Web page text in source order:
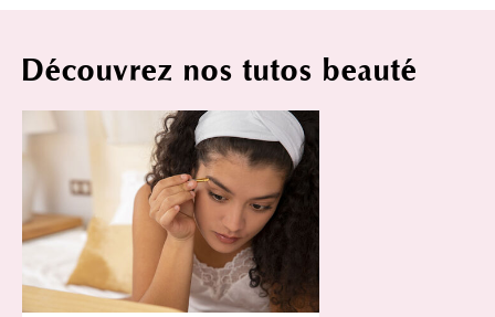
Découvrez nos tutos beauté